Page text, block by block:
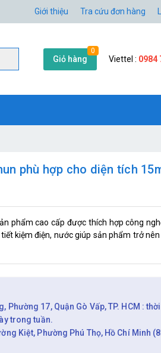
Giới thiệu Tra cứu đơn hàng
Giỏ hàng
0
Viettel : 0984
phù hợp cho diện tích
phẩm cao cấp được thích hợp công
kiệm điện, nước giúp sản phẩm trở
Phường 17, Quận Gò Vấp, TP. HCM :
trong tuần.
Kiệt, Phường Phú Thọ, Hồ Chí Minh